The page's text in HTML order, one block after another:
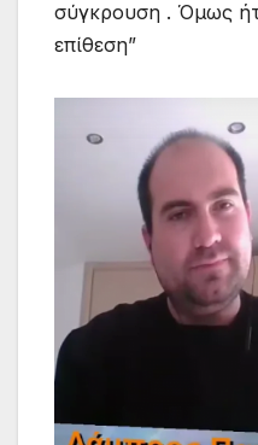
σύγκρουση . Όμως
επίθεση”